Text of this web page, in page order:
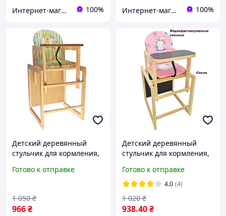
Интернет-магазин "IgroShop" 100% Интернет-магазин "IgroShop" 100%
Детский деревянный
стульчик для кормления,
"Мишка".
Готово к отправке
966₴
1 050 ₴
Детский деревянный
стульчик для кормления,
"Little bunny" (modern).
Готово к отправке
4.0 (4)
938.40₴
1 020 ₴